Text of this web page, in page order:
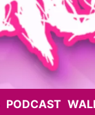
PODCAST